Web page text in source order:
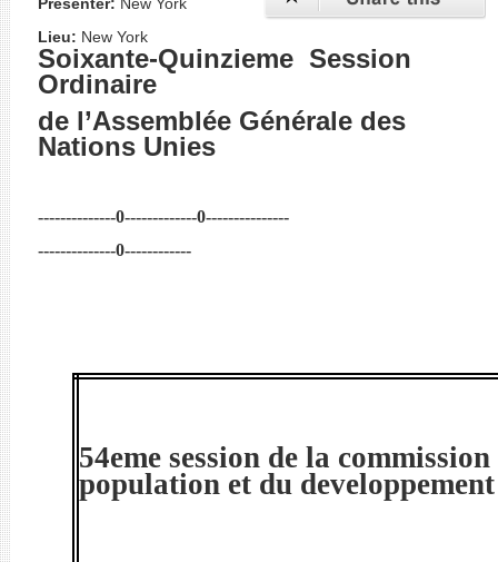
Lieu: New York
Soixante-Quinzieme Session
Ordinaire
de l’Assemblée Générale des
Nations Unies
--------------0-------------0---------------
--------------0------------
54eme session de la
population et du developpement